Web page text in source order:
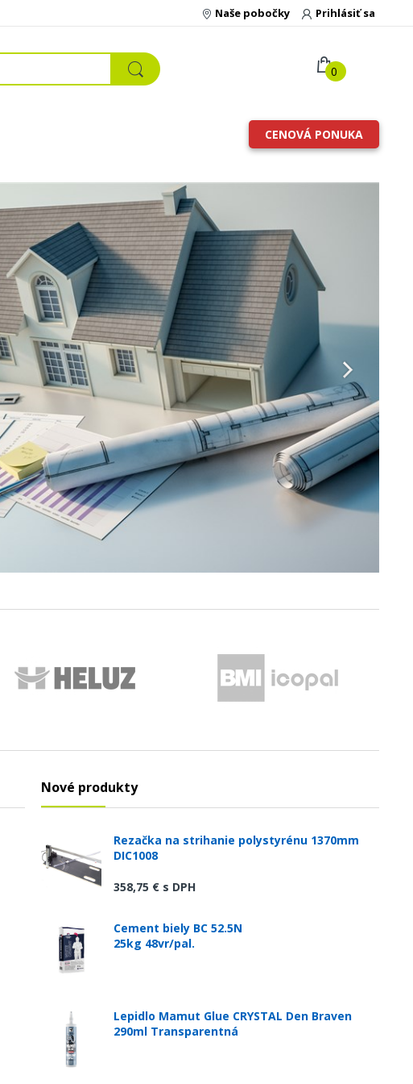
Prihlásiť sa
Naše pobočky
0
CENOVÁ PONUKA
Nové produkty
Rezačka na strihanie polystyrénu 1370mm
DIC1008
358,75 € s DPH
Cement biely BC 52.5N
25kg 48vr/pal.
Lepidlo Mamut Glue CRYSTAL Den Braven
290ml Transparentná